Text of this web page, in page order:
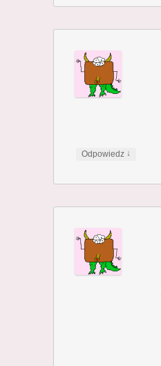
Odpowiedz ↓